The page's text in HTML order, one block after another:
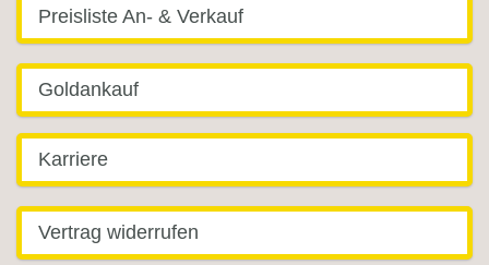
Preisliste An- & Verkauf
Goldankauf
Karriere
Vertrag widerrufen